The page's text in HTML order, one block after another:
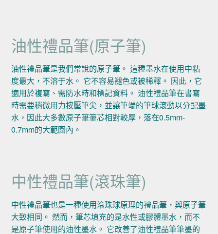
油性禮品筆(原子筆)
油性禮品筆是我們常說的原子筆。 這種墨水在使用中粘
度最大，不溶于水。 它不容易褪色或被稀釋。 因此，它
適用於複寫、需防水時和標記資料。 油性禮品筆在書寫
時需要稍微用力按壓筆尖，並讓筆端的筆球滾動以分配墨
水，因此大多數原子筆筆芯相對較厚，落在0.5mm-
0.7mm的大範圍內。
中性禮品筆(滾珠筆)
中性禮品筆也是一種使用滾珠球原理的禮品筆，與原子筆
大致相同。 然而，筆芯填充的是水性或膠體墨水，而不
是原子筆使用的油性墨水。 它改善了油性禮品筆筆墨的